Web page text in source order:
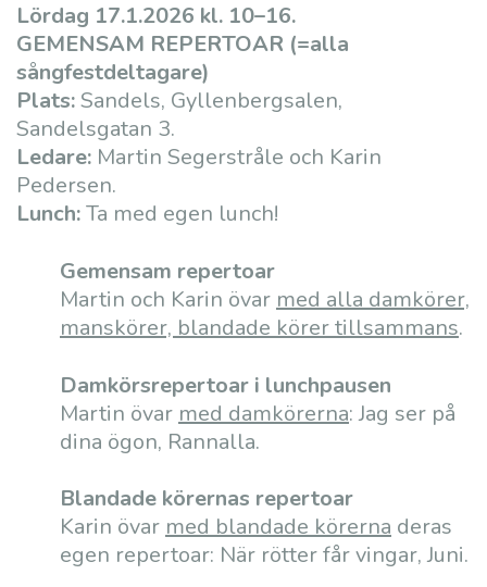
Lördag 17.1.2026 kl. 10–16.
GEMENSAM REPERTOAR (=alla
sångfestdeltagare)
Plats:Sandels, Gyllenbergsalen,
Sandelsgatan 3.
Ledare: Martin Segerstråle och Karin
Pedersen.
Lunch:Ta med egen lunch!
Gemensam repertoar
Martin och Karin övar med alla damkörer,
manskörer, blandade körer tillsammans.
Damkörsrepertoar i lunchpausen
Martin övar med damkörerna: Jag ser på
dina ögon, Rannalla.
Blandade körernas repertoar
Karin övar med blandade körerna deras
egen repertoar: När rötter får vingar, Juni.